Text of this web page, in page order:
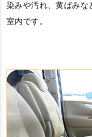
染みや汚れ、黄ばみな
室内です。